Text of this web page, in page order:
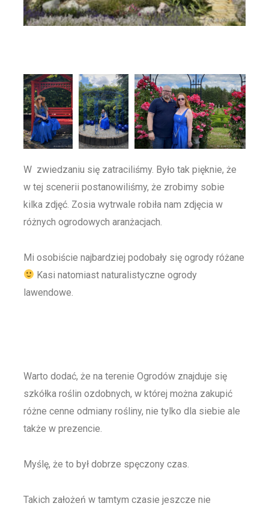
W zwiedzaniu się zatraciliśmy. Było tak pięknie, że
w tej scenerii postanowiliśmy, że zrobimy sobie
kilka zdjęć. Zosia wytrwale robiła nam zdjęcia w
różnych ogrodowych aranżacjach.
Mi osobiście najbardziej podobały się ogrody różane
Kasi natomiast naturalistyczne ogrody
lawendowe.
Warto dodać, że na terenie Ogrodów znajduje się
szkółka roślin ozdobnych, w której można zakupić
różne cenne odmiany rośliny, nie tylko dla siebie ale
także w prezencie.
Myślę, że to był dobrze spęczony czas.
Takich założeń w tamtym czasie jeszcze nie